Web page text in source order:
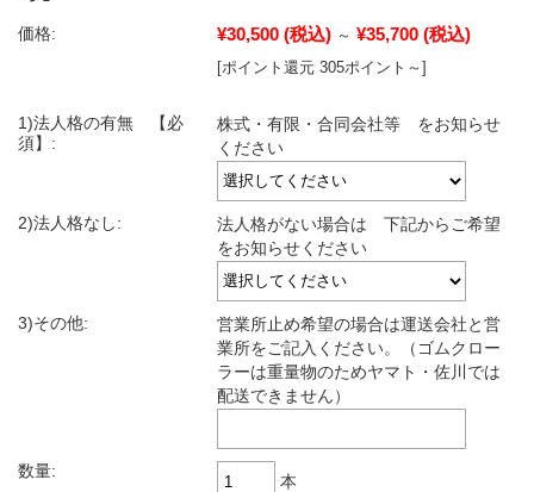
価格: ¥30,500 (税込) ～ ¥35,700 (税込)
[ポイント還元 305ポイント～]
1)法人格の有無 【必
須】:
株式・有限・合同会社等 をお知らせ
ください
2)法人格なし:
法人格がない場合は 下記からご希望
をお知らせください
3)その他:
営業所止め希望の場合は運送会社と営
業所をご記入ください。（ゴムクロー
ラーは重量物のためヤマト・佐川では
配送できません）
数量:
本